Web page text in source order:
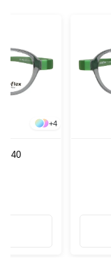
+4
40